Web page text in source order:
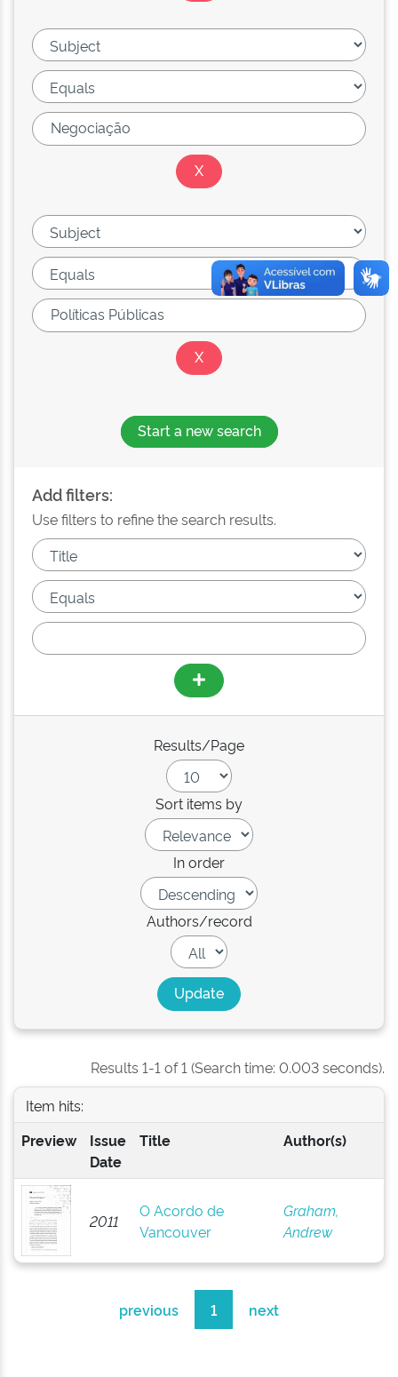
Start a new search
Add filters:
Use filters to refine the search results.
Results/Page
Sort items by
In order
Authors/record
Results 1-1 of 1 (Search time: 0.003 seconds).
Item hits:
Preview
Issue
Date
Title Author(s)
2011
O Acordo de
Vancouver
Graham,
Andrew
previous 1 next